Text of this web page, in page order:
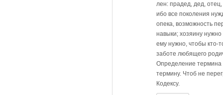
лен: прадед, дед,
ибо все поколения
опека, возможность
навыки; хозяину
ему нужно, чтобы кто-
заботе любящего
Определение термина
термину. Чтоб не
Кодексу.